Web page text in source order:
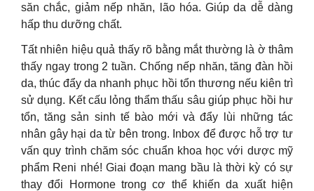
săn chắc, giảm nếp nhăn, lão hóa. Giúp da dễ dàng
hấp thu dưỡng chất.
Tất nhiên hiệu quả thấy rõ bằng mắt thường là ờ thâm
thấy ngay trong 2 tuần. Chống nếp nhăn, tăng đàn hồi
da, thúc đẩy da nhanh phục hồi tổn thương nếu kiên trì
sử dụng. Kết cấu lỏng thẩm thấu sâu giúp phục hồi hư
tổn, tăng sản sinh tế bào mới và đẩy lùi những tác
nhân gây hại da từ bên trong. Inbox để được hỗ trợ tư
vấn quy trình chăm sóc chuẩn khoa học với dược mỹ
phẩm Reni nhé! Giai đoạn mang bầu là thời kỳ có sự
thay đổi Hormone trong cơ thể khiến da xuất hiện